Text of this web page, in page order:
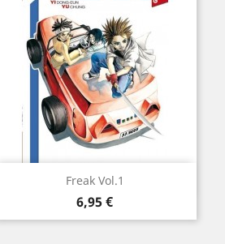
Freak Vol.1
Prix
6,95 €
Aperçu rapide